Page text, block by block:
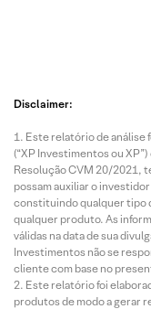
Disclaimer:
Este relatório de análise
(“XP Investimentos ou
Resolução CVM 20/2021,
possam auxiliar o
constituindo qualquer tipo
qualquer produto. As
válidas na data de sua
Investimentos não se
cliente com base no
Este relatório foi
produtos de modo a gerar